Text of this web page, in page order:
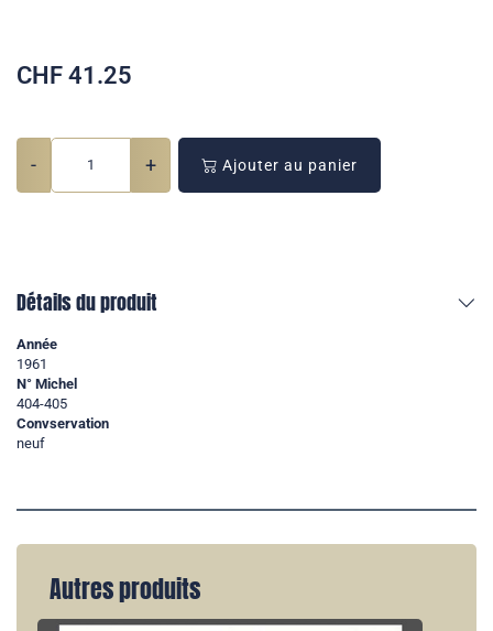
CHF 41.25
- + Ajouter au panier
Détails du produit
Année
1961
N° Michel
404-405
Convservation
neuf
Autres produits